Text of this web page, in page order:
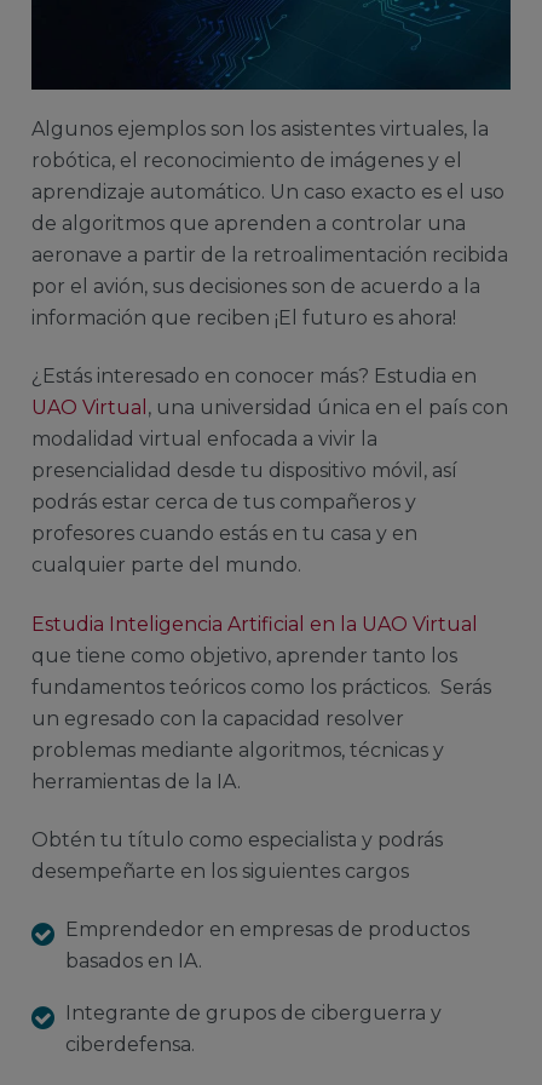
Algunos ejemplos son los asistentes virtuales, la
robótica, el reconocimiento de imágenes y el
aprendizaje automático. Un caso exacto es el uso
de algoritmos que aprenden a controlar una
aeronave a partir de la retroalimentación recibida
por el avión, sus decisiones son de acuerdo a la
información que reciben ¡El futuro es ahora!
¿Estás interesado en conocer más? Estudia en
UAO Virtual , una universidad única en el país con
modalidad virtual enfocada a vivir la
presencialidad desde tu dispositivo móvil, así
podrás estar cerca de tus compañeros y
profesores cuando estás en tu casa y en
cualquier parte del mundo.
Estudia Inteligencia Artificial en la UAO Virtual
que tiene como objetivo, aprender tanto los
fundamentos teóricos como los prácticos. Serás
un egresado con la capacidad resolver
problemas mediante algoritmos, técnicas y
herramientas de la IA.
Obtén tu título como especialista y podrás
desempeñarte en los siguientes cargos
Emprendedor en empresas de productos
basados en IA.
Integrante de grupos de ciberguerra y
ciberdefensa.